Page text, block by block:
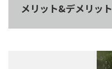
メリット&デメリット